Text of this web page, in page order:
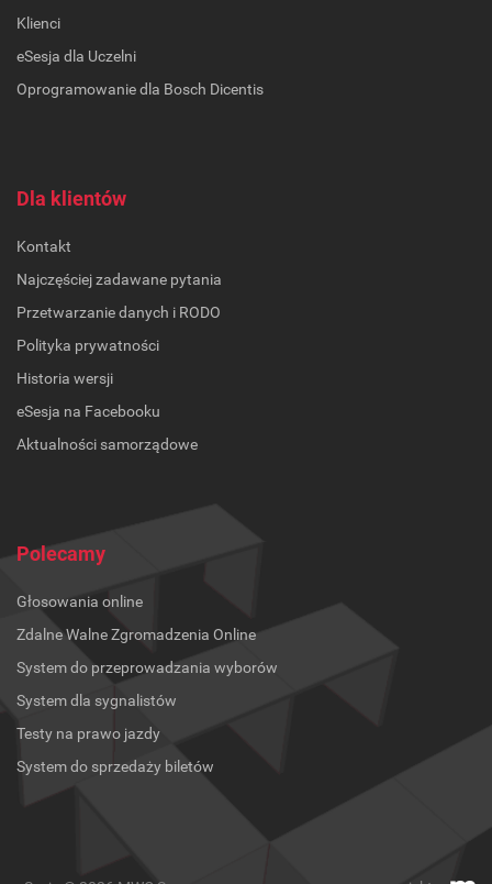
Klienci
eSesja dla Uczelni
Oprogramowanie dla Bosch Dicentis
Dla klientów
Kontakt
Najczęściej zadawane pytania
Przetwarzanie danych i RODO
Polityka prywatności
Historia wersji
eSesja na Facebooku
Aktualności samorządowe
Polecamy
Głosowania online
Zdalne Walne Zgromadzenia Online
System do przeprowadzania wyborów
System dla sygnalistów
Testy na prawo jazdy
System do sprzedaży biletów